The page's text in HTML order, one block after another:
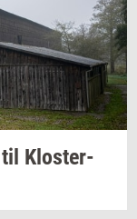
til Klos­ter­